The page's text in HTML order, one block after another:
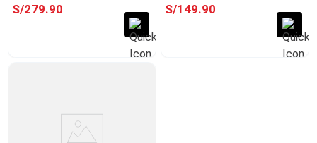
S/279.90 S/149.90